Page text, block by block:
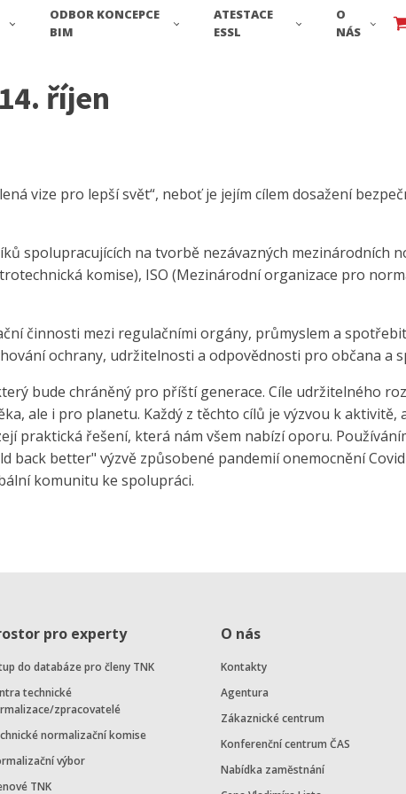
ODBOR KONCEPCE
BIM
ATESTACE
ESSL
O
NÁS
říjen
vize pro lepší svět“, neboť je jejím cílem dosažení
spolupracujících na tvorbě nezávazných mezinárodních
komise), ISO (Mezinárodní organizace pro
činnosti mezi regulačními orgány, průmyslem a
ochrany, udržitelnosti a odpovědnosti pro občana a
bude chráněný pro příští generace. Cíle udržitelného
ale i pro planetu. Každý z těchto cílů je výzvou k aktivitě,
praktická řešení, která nám všem nabízí oporu.
back better" výzvě způsobené pandemií onemocnění
komunitu ke spolupráci.
pro experty
do databáze pro členy TNK
technické
zpracovatelé
normalizační komise
výbor
TNK
O nás
Kontakty
Agentura
Zákaznické centrum
Konferenční centrum ČAS
Nabídka zaměstnání